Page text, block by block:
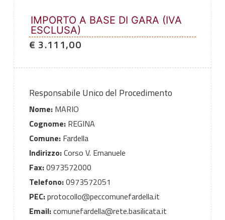
IMPORTO A BASE DI GARA (IVA
ESCLUSA)
€ 3.111,00
Responsabile Unico del Procedimento
Nome:MARIO
Cognome:REGINA
Comune:Fardella
Indirizzo:Corso V. Emanuele
Fax:0973572000
Telefono:0973572051
PEC:protocollo@peccomunefardella.it
Email:comunefardella@rete.basilicata.it